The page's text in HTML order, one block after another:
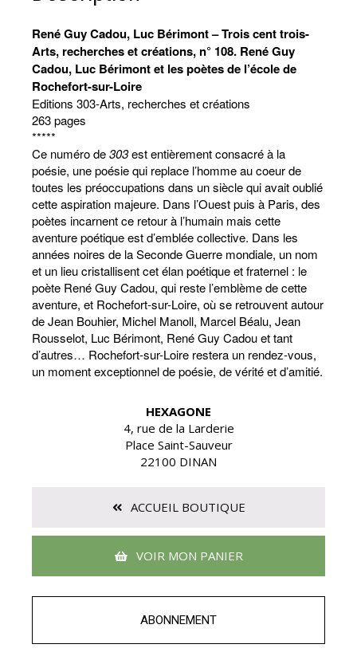
et
les
poètes
de
l'école
de
Rochefort-
Loire
René Guy Cadou, Luc Bérimont – Trois cent trois-
Arts, recherches et créations, n° 108. René Guy
Cadou, Luc Bérimont et les poètes de l’école de
Rochefort-sur-Loire
Editions 303-Arts, recherches et créations
263 pages
*****
Ce numéro de303est entièrement consacré à la
poésie, une poésie qui replace l’homme au coeur de
toutes les préoccupations dans un siècle qui avait oublié
cette aspiration majeure. Dans l’Ouest puis à Paris, des
poètes incarnent ce retour à l’humain mais cette
aventure poétique est d’emblée collective. Dans les
années noires de la Seconde Guerre mondiale, un nom
et un lieu cristallisent cet élan poétique et fraternel : le
poète René Guy Cadou, qui reste l’emblème de cette
aventure, et Rochefort-sur-Loire, où se retrouvent autour
de Jean Bouhier, Michel Manoll, Marcel Béalu, Jean
Rousselot, Luc Bérimont, René Guy Cadou et tant
d’autres… Rochefort-sur-Loire restera un rendez-vous,
un moment exceptionnel de poésie, de vérité et d’amitié.
HEXAGONE
4, rue de la Larderie
Place Saint-Sauveur
22100 DINAN
ACCUEIL BOUTIQUE
VOIR MON PANIER
ABONNEMENT